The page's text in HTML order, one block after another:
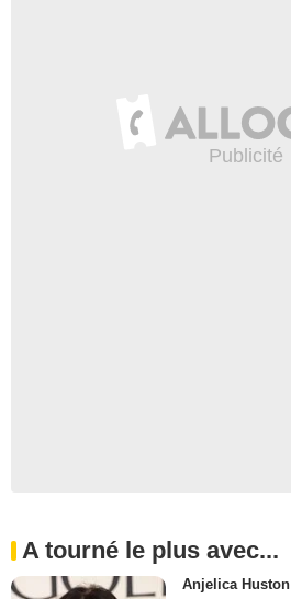
A tourné le plus avec...
Anjelica Huston